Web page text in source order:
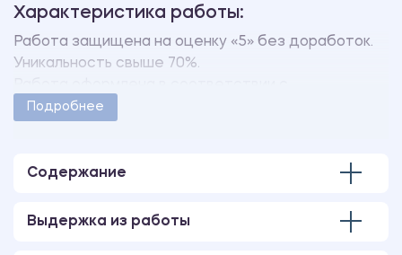
Характеристика работы:
Работа защищена на оценку «5» без доработок.
Уникальность свыше 70%.
методическими указаниями учебного заведения.
Подробнее
Содержание
Выдержка из работы